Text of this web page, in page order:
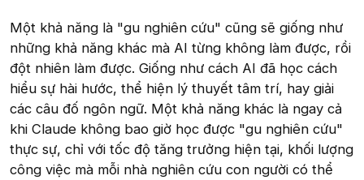
Một khả năng là "gu nghiên cứu" cũng sẽ giống như
những khả năng khác mà AI từng không làm được, rồi
đột nhiên làm được. Giống như cách AI đã học cách
hiểu sự hài hước, thể hiện lý thuyết tâm trí, hay giải
các câu đố ngôn ngữ. Một khả năng khác là ngay cả
khi Claude không bao giờ học được "gu nghiên cứu"
thực sự, chỉ với tốc độ tăng trưởng hiện tại, khối lượng
công việc mà mỗi nhà nghiên cứu con người có thể